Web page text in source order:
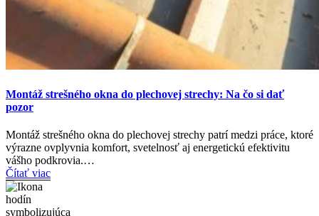
Montáž strešného okna do plechovej strechy: Na čo si dať
pozor
Montáž strešného okna do plechovej strechy patrí medzi práce, ktoré
výrazne ovplyvnia komfort, svetelnosť aj energetickú efektivitu
vášho podkrovia.…
Čítať viac